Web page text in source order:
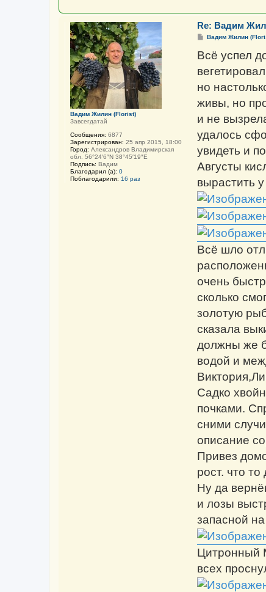
Вадим Жилин (Florist)
Завсегдатай
Сообщения: 6877
Зарегистрирован: 25 апр 2015, 18:00
Город: Александров Владимирская
обл. 56°24′6″N 38°45′19″E
Подпись: Вадим
Благодарил (а): 0
Поблагодарили: 16 раз
Re: Вадим
С
б
е
и
Вадим Жилин
Всё успел
но
живы, но
и не
удалось
увидеть и
Августы
вырастить
Всё шло
очень
сколько
золотую
сказала
должны же
водой и
Садко
почками.
сними
описание
Привез
рост. что
Ну да
и лозы
запасной
Цитронный
всех